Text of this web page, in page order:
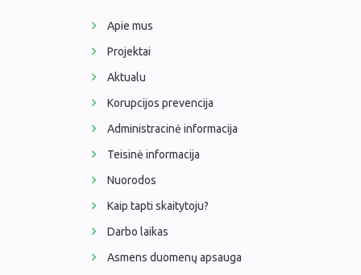
Apie mus
Projektai
Aktualu
Korupcijos prevencija
Administracinė informacija
Teisinė informacija
Nuorodos
Kaip tapti skaitytoju?
Darbo laikas
Asmens duomenų apsauga